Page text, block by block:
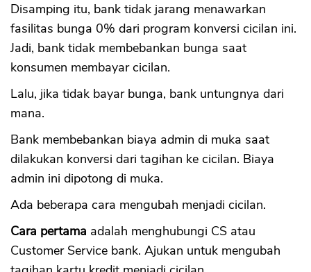
Disamping itu, bank tidak jarang menawarkan
fasilitas bunga 0% dari program konversi cicilan ini.
Jadi, bank tidak membebankan bunga saat
konsumen membayar cicilan.
Lalu, jika tidak bayar bunga, bank untungnya dari
mana.
Bank membebankan biaya admin di muka saat
dilakukan konversi dari tagihan ke cicilan. Biaya
admin ini dipotong di muka.
Ada beberapa cara mengubah menjadi cicilan.
Cara pertama adalah menghubungi CS atau
Customer Service bank. Ajukan untuk mengubah